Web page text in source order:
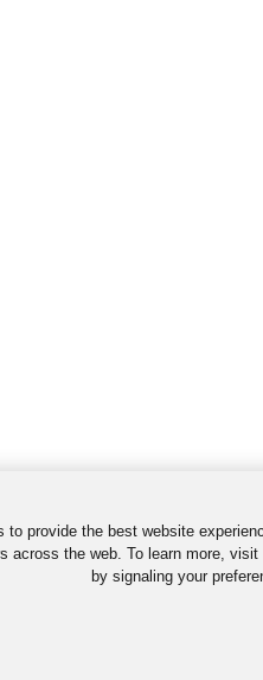
to provide the best website
across the web. To learn more,
by signaling your